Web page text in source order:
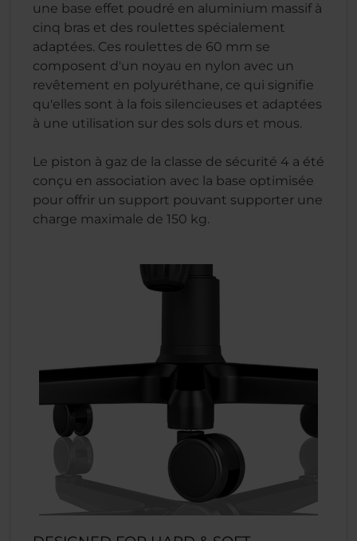
une base effet poudré en aluminium massif à
cinq bras et des roulettes spécialement
adaptées. Ces roulettes de 60 mm se
composent d'un noyau en nylon avec un
revêtement en polyuréthane, ce qui signifie
qu'elles sont à la fois silencieuses et adaptées
à une utilisation sur des sols durs et mous.
Le piston à gaz de la classe de sécurité 4 a été
conçu en association avec la base optimisée
pour offrir un support pouvant supporter une
charge maximale de 150 kg.